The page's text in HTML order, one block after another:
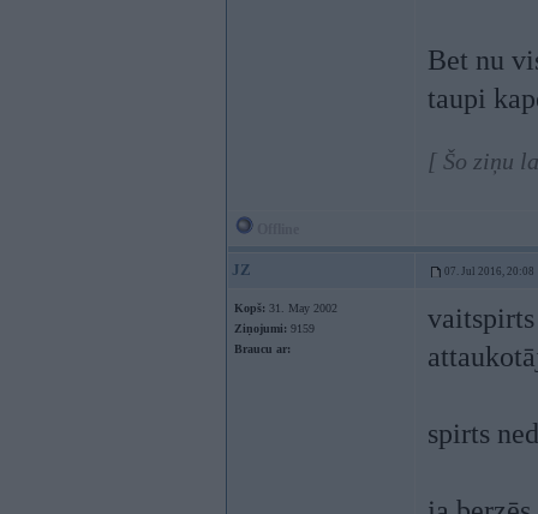
Bet nu
taupi
[ Šo ziņu
JZ 07. Jul 2016, 20:08
Kopš: 31. May 2002
Ziņojumi: 9159
Braucu ar:
spirts